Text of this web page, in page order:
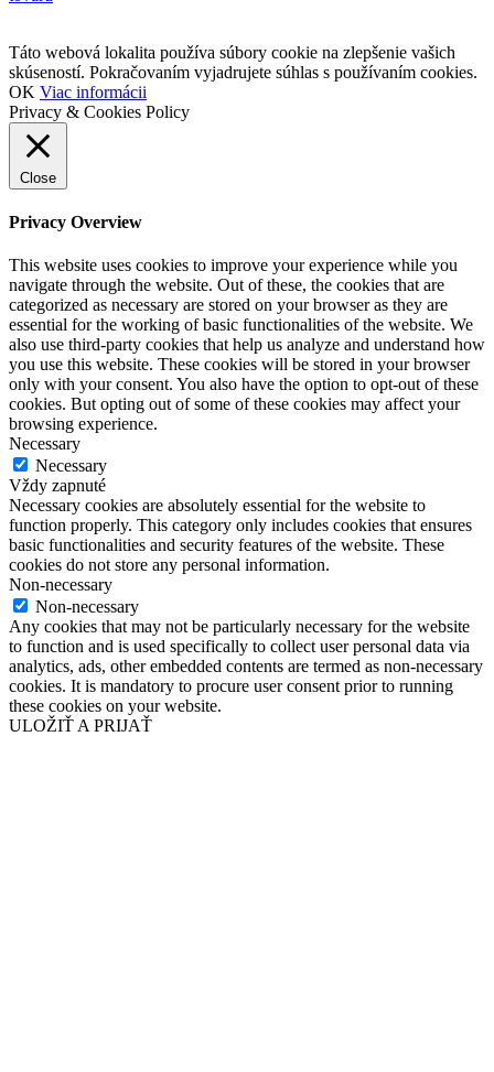
Táto webová lokalita používa súbory cookie na zlepšenie vašich
skúseností. Pokračovaním vyjadrujete súhlas s používaním cookies.
OK Viac informácii
Privacy & Cookies Policy
Close
Privacy Overview
This website uses cookies to improve your experience while you
navigate through the website. Out of these, the cookies that are
categorized as necessary are stored on your browser as they are
essential for the working of basic functionalities of the website. We
also use third-party cookies that help us analyze and understand how
you use this website. These cookies will be stored in your browser
only with your consent. You also have the option to opt-out of these
cookies. But opting out of some of these cookies may affect your
browsing experience.
Necessary
Necessary
Vždy zapnuté
Necessary cookies are absolutely essential for the website to
function properly. This category only includes cookies that ensures
basic functionalities and security features of the website. These
cookies do not store any personal information.
Non-necessary
Non-necessary
Any cookies that may not be particularly necessary for the website
to function and is used specifically to collect user personal data via
analytics, ads, other embedded contents are termed as non-necessary
cookies. It is mandatory to procure user consent prior to running
these cookies on your website.
ULOŽIŤ A PRIJAŤ